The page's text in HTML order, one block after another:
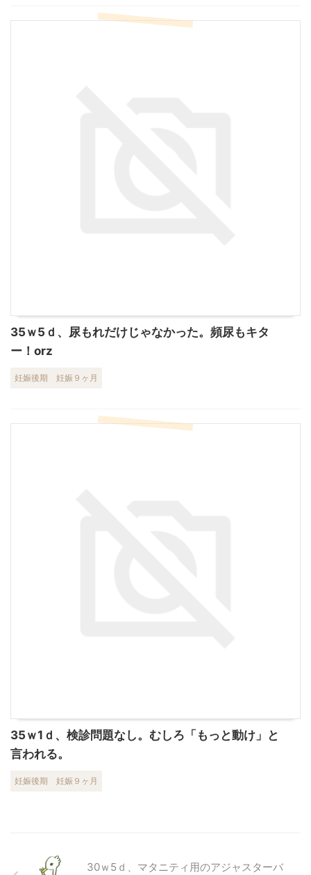
35ｗ5ｄ、尿もれだけじゃなかった。頻尿もキタ
ー！orz
妊娠後期 妊娠９ヶ月
35ｗ1ｄ、検診問題なし。むしろ「もっと動け」と
言われる。
妊娠後期 妊娠９ヶ月
30ｗ5ｄ、マタニティ用のアジャスターバ